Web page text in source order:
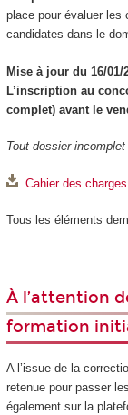
place pour évaluer les
candidates dans le
Mise à jour du 16/01/
L’inscription au
complet) avant le
Tout dossier
Cahier des
Tous les éléments
À l’attention
formation
A l’issue de la
retenue pour passer
également sur la